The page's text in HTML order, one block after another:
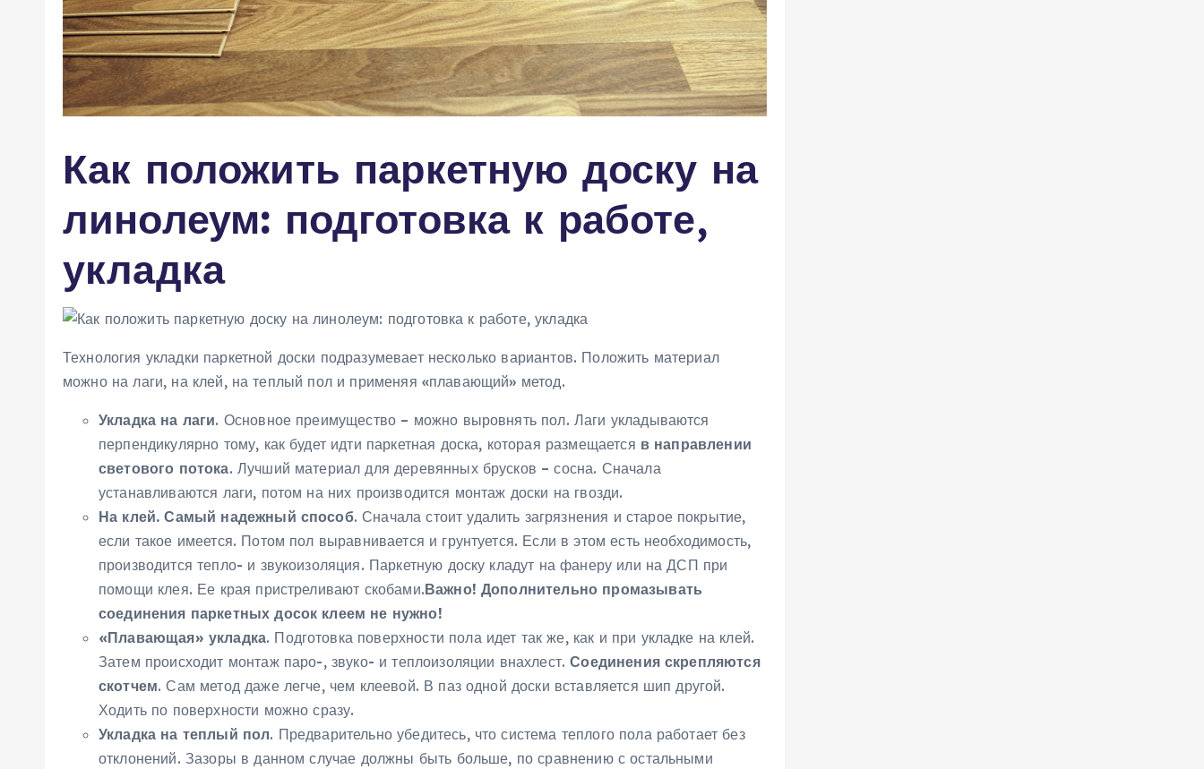
Как положить паркетную доску на
линолеум: подготовка к работе,
укладка
Технология укладки паркетной доски подразумевает несколько вариантов. Положить материал
можно на лаги, на клей, на теплый пол и применяя «плавающий» метод.
Укладка на лаги. Основное преимущество – можно выровнять пол. Лаги укладываются
перпендикулярно тому, как будет идти паркетная доска, которая размещается в направлении
светового потока. Лучший материал для деревянных брусков – сосна. Сначала
устанавливаются лаги, потом на них производится монтаж доски на гвозди.
На клей. Самый надежный способ. Сначала стоит удалить загрязнения и старое покрытие,
если такое имеется. Потом пол выравнивается и грунтуется. Если в этом есть необходимость,
производится тепло- и звукоизоляция. Паркетную доску кладут на фанеру или на ДСП при
помощи клея. Ее края пристреливают скобами.Важно! Дополнительно промазывать
соединения паркетных досок клеем не нужно!
«Плавающая» укладка. Подготовка поверхности пола идет так же, как и при укладке на клей.
Затем происходит монтаж паро-, звуко- и теплоизоляции внахлест.Соединения скрепляются
скотчем. Сам метод даже легче, чем клеевой. В паз одной доски вставляется шип другой.
Ходить по поверхности можно сразу.
Укладка на теплый пол. Предварительно убедитесь, что система теплого пола работает без
отклонений. Зазоры в данном случае должны быть больше, по сравнению с остальными